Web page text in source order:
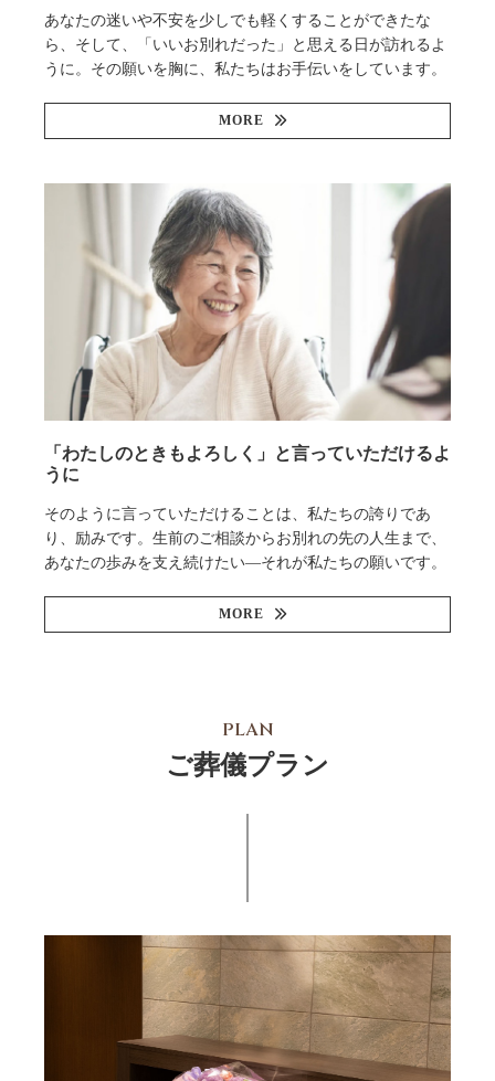
あなたの迷いや不安を少しでも軽くすることができたな
ら、そして、「いいお別れだった」と思える日が訪れるよ
うに。その願いを胸に、私たちはお手伝いをしています。
MORE
「わたしのときもよろしく」と言っていただけるよ
うに
そのように言っていただけることは、私たちの誇りであ
り、励みです。生前のご相談からお別れの先の人生まで、
あなたの歩みを支え続けたい—それが私たちの願いです。
MORE
PLAN
ご葬儀プラン